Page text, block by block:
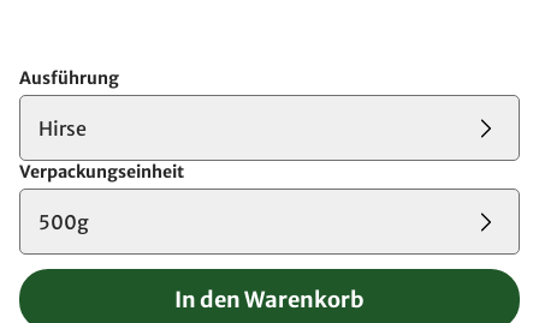
Ausführung
Hirse
Verpackungseinheit
500g
In den Warenkorb